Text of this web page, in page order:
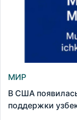
МИР
В США
поддержки